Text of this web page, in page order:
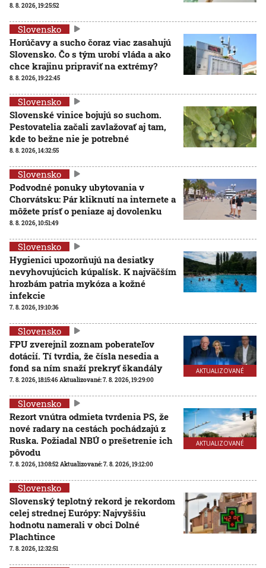
8. 8. 2026, 19:25:52
Slovensko
Horúčavy a sucho čoraz viac zasahujú
Slovensko. Čo s tým urobí vláda a ako
chce krajinu pripraviť na extrémy?
8. 8. 2026, 19:22:45
Slovensko
Slovenské vinice bojujú so suchom.
Pestovatelia začali zavlažovať aj tam,
kde to bežne nie je potrebné
8. 8. 2026, 14:32:55
Slovensko
Podvodné ponuky ubytovania v
Chorvátsku: Pár kliknutí na internete a
môžete prísť o peniaze aj dovolenku
8. 8. 2026, 10:51:49
Slovensko
Hygienici upozorňujú na desiatky
nevyhovujúcich kúpalísk. K najväčším
hrozbám patria mykóza a kožné
infekcie
7. 8. 2026, 19:10:36
AKTUALIZOVANÉ
Slovensko
FPU zverejnil zoznam poberateľov
dotácií. Tí tvrdia, že čísla nesedia a
fond sa ním snaží prekryť škandály
7. 8. 2026, 18:15:46 Aktualizované:7. 8. 2026, 19:29:00
AKTUALIZOVANÉ
Slovensko
Rezort vnútra odmieta tvrdenia PS, že
nové radary na cestách pochádzajú z
Ruska. Požiadal NBÚ o prešetrenie ich
pôvodu
7. 8. 2026, 13:08:52 Aktualizované:7. 8. 2026, 19:12:00
Slovensko
Slovenský teplotný rekord je rekordom
celej strednej Európy: Najvyššiu
hodnotu namerali v obci Dolné
Plachtince
7. 8. 2026, 12:32:51